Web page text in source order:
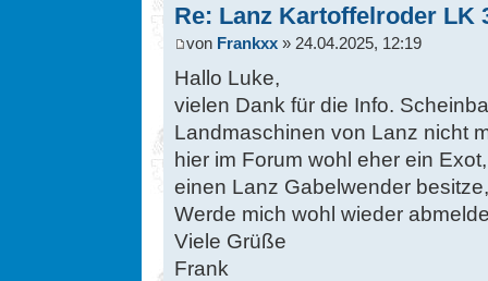
Re: Lanz Kartoffelroder LK
von Frankxx » 24.04.2025, 12:19
Hallo Luke,
vielen Dank für die Info.
Landmaschinen von Lanz nicht
hier im Forum wohl eher ein
einen Lanz Gabelwender
Werde mich wohl wieder
Viele Grüße
Frank